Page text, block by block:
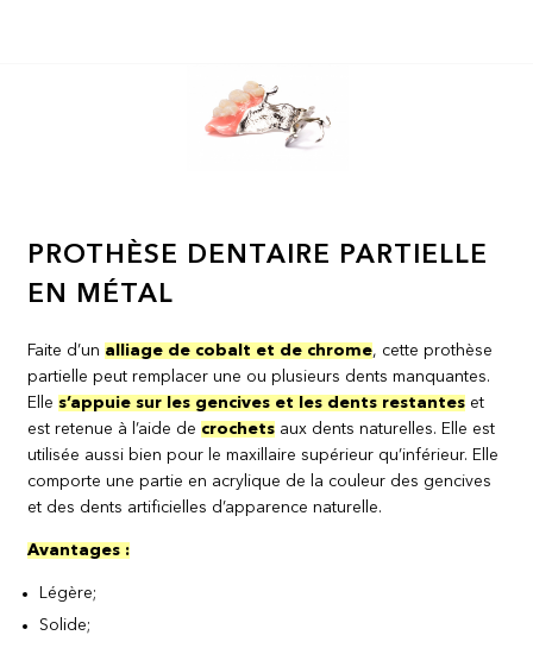
PROTHÈSE DENTAIRE PARTIELLE
EN MÉTAL
Faite d’un alliage de cobalt et de chrome, cette prothèse
partielle peut remplacer une ou plusieurs dents manquantes.
Elles’appuie sur les gencives et les dents restantes et
est retenue à l’aide de crochets aux dents naturelles. Elle est
utilisée aussi bien pour le maxillaire supérieur qu’inférieur. Elle
comporte une partie en acrylique de la couleur des gencives
et des dents artificielles d’apparence naturelle.
Avantages :
Légère;
Solide;